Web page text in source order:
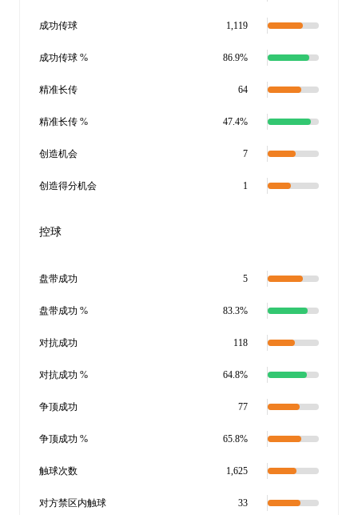
成功传球 1,119
成功传球 % 86.9%
精准长传 64
精准长传 % 47.4%
创造机会 7
创造得分机会 1
控球
盘带成功 5
盘带成功 % 83.3%
对抗成功 118
对抗成功 % 64.8%
争顶成功 77
争顶成功 % 65.8%
触球次数 1,625
对方禁区内触球 33